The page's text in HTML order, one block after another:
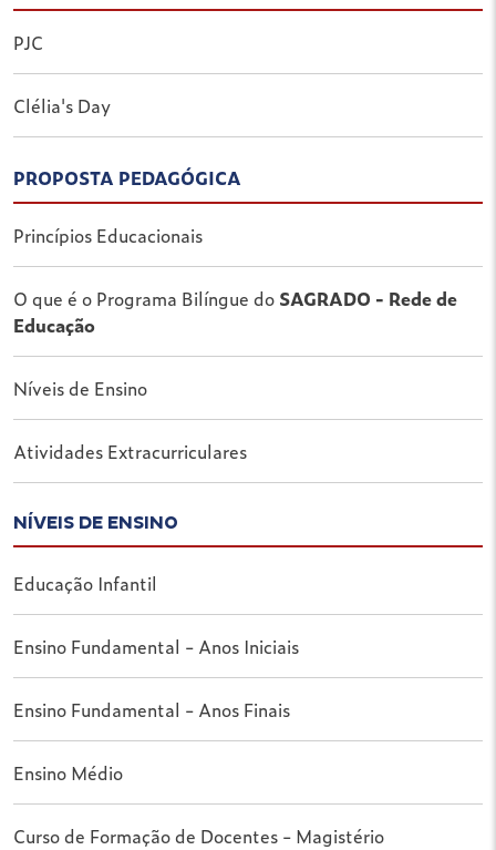
PJC
Clélia's Day
PROPOSTA PEDAGÓGICA
Princípios Educacionais
O que é o Programa Bilíngue do SAGRADO - Rede de
Educação
Níveis de Ensino
Atividades Extracurriculares
NÍVEIS DE ENSINO
Educação Infantil
Ensino Fundamental - Anos Iniciais
Ensino Fundamental - Anos Finais
Ensino Médio
Curso de Formação de Docentes - Magistério